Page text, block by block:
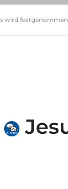
wird